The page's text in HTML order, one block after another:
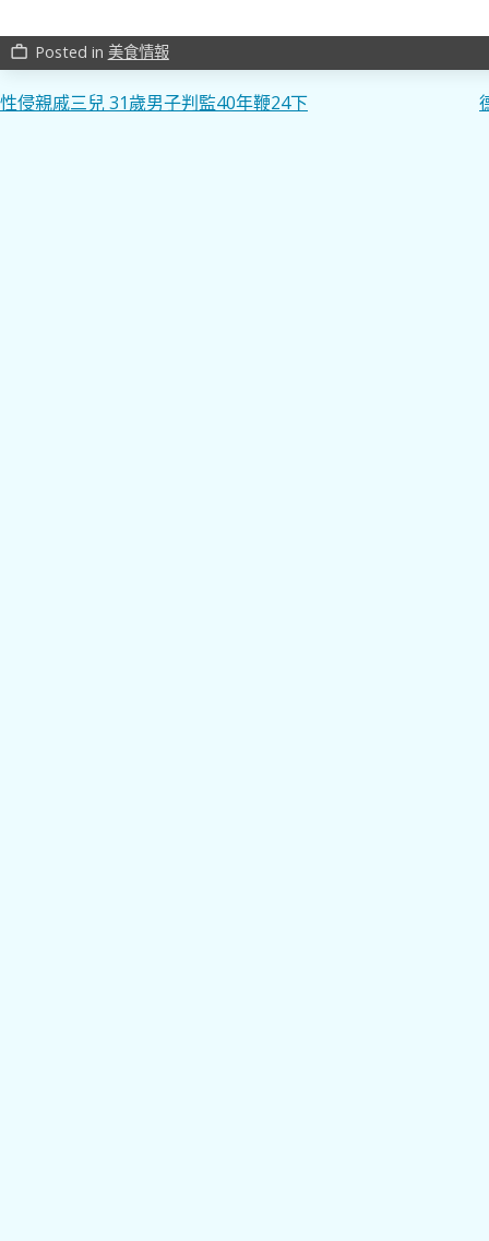
work_outline Posted in 美食情報
文
性侵親戚三兒 31歲男子判監40年鞭24下